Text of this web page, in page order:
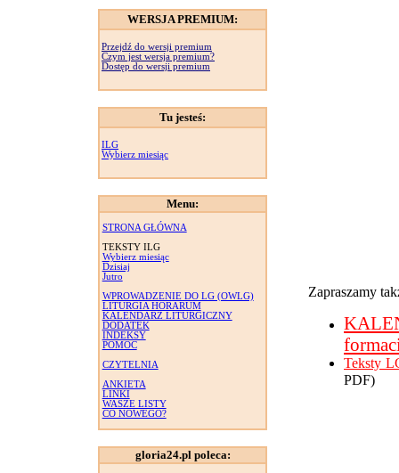
WERSJA PREMIUM:
Przejdź do wersji premium
Czym jest wersja premium?
Dostęp do wersji premium
Tu jesteś:
ILG
Wybierz miesiąc
Menu:
STRONA GŁÓWNA
TEKSTY ILG
Wybierz miesiąc
Dzisiaj
Jutro
WPROWADZENIE DO LG (OWLG)
LITURGIA HORARUM
KALENDARZ LITURGICZNY
DODATEK
INDEKSY
POMOC
CZYTELNIA
ANKIETA
LINKI
WASZE LISTY
CO NOWEGO?
gloria24.pl poleca:
Zapraszamy
Teksty
PDF)